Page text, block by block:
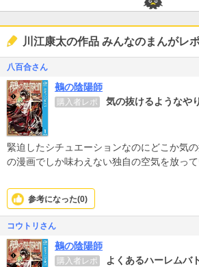
川江康太の作品 みんなのまんがレ
八百合さん
鵺の陰陽師
購入者レポ 気の抜けるようなや
緊迫したシチュエーションなのにどこか気
の漫画でしか味わえない独自の空気を放っ
魅力的なヒロインも多く、そのヒロインか
で素直で正直な人間なので好感が持てるのも
参考になった(0)
コウトリさん
鵺の陰陽師
購入者レポ よくあるハーレムバ